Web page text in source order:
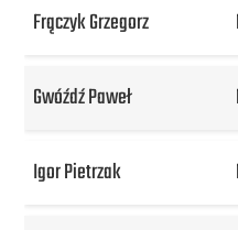
Frączyk Grzegorz
Gwóźdź Paweł
Igor Pietrzak